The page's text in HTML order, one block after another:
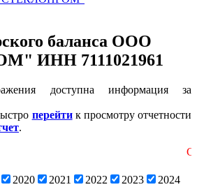
баланса ООО
ИНН 7111021961
доступна информация за
перейтик просмотру отчетности
.
Скролинг
2020 2021 2022 2023
2024